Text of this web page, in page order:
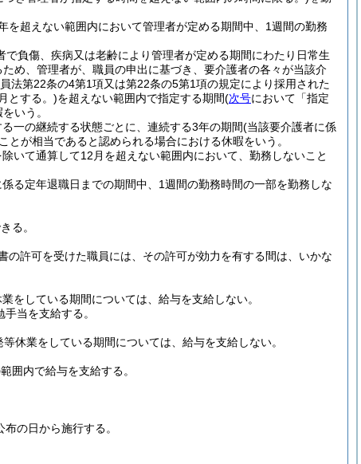
超えない範囲内において管理者が定める期間中、1週間の勤務
負傷、疾病又は老齢により管理者が定める期間にわたり日常生
め、管理者が、職員の申出に基づき、要介護者の各々が当該介
法第22条の4第1項又は第22条の5第1項の規定により採用された
とする。)を超えない範囲内で指定する期間(次号において「指定
いう。
一の継続する状態ごとに、連続する3年の期間(当該要介護者に係
が相当であると認められる場合における休暇をいう。
て通算して12月を超えない範囲内において、勤務しないこと
定年退職日までの期間中、1週間の勤務時間の一部を勤務しな
る。
の許可を受けた職員には、その許可が効力を有する間は、いかな
をしている期間については、給与を支給しない。
当を支給する。
休業をしている期間については、給与を支給しない。
囲内で給与を支給する。
の日から施行する。